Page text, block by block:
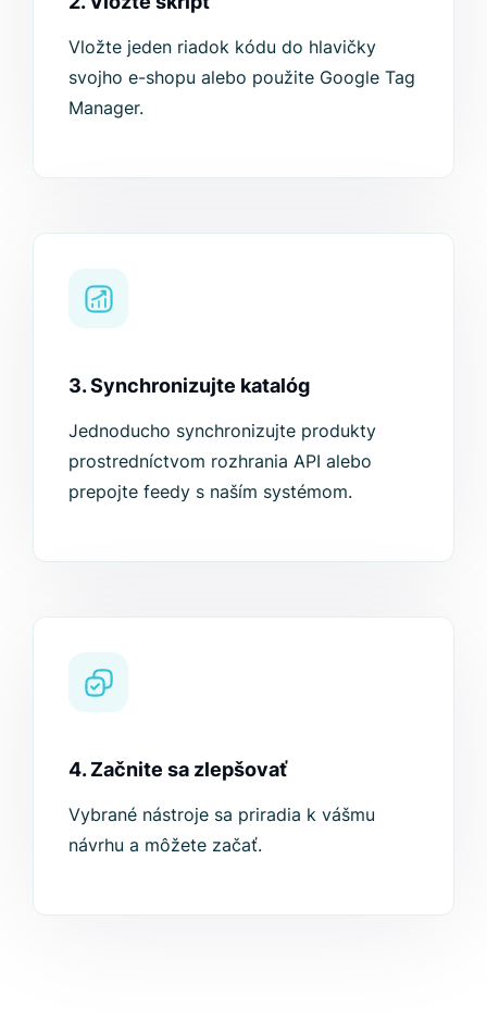
Vložte jeden riadok kódu do hlavičky
svojho e-shopu alebo použite Google Tag
Manager.
3. Synchronizujte katalóg
Jednoducho synchronizujte produkty
prostredníctvom rozhrania API alebo
prepojte feedy s naším systémom.
4. Začnite sa zlepšovať
Vybrané nástroje sa priradia k vášmu
návrhu a môžete začať.